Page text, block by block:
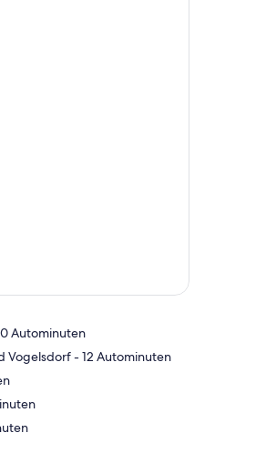
Roesterei - ‬10 Autominuten
‪Imbiss vor dem Kaufland Vogelsdorf - ‬12 Autominuten